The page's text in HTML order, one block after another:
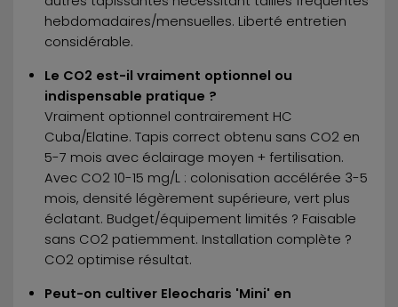
hebdomadaires/mensuelles. Liberté entretien
considérable.
Le CO2 est-il vraiment optionnel ou
indispensable pratique ?
Vraiment optionnel contrairement HC
Cuba/Elatine. Tapis correct obtenu sans CO2 en
5-7 mois avec éclairage moyen + fertilisation.
Avec CO2 10-15 mg/L : colonisation accélérée 3-5
mois, densité légèrement supérieure, vert plus
éclatant. Budget/équipement limités ? Faisable
sans CO2 patiemment. Installation complète ?
CO2 optimise résultat.
Peut-on cultiver Eleocharis 'Mini' en